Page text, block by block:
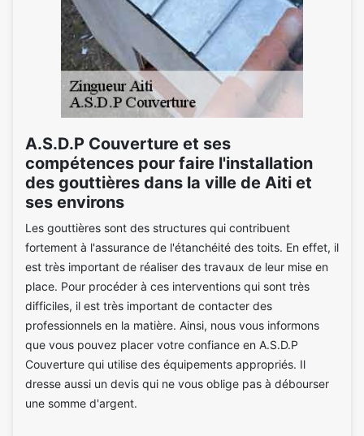
A.S.D.P Couverture et ses
compétences pour faire l'installation
des gouttières dans la ville de Aiti et
ses environs
Les gouttières sont des structures qui contribuent
fortement à l'assurance de l'étanchéité des toits. En effet, il
est très important de réaliser des travaux de leur mise en
place. Pour procéder à ces interventions qui sont très
difficiles, il est très important de contacter des
professionnels en la matière. Ainsi, nous vous informons
que vous pouvez placer votre confiance en A.S.D.P
Couverture qui utilise des équipements appropriés. Il
dresse aussi un devis qui ne vous oblige pas à débourser
une somme d'argent.